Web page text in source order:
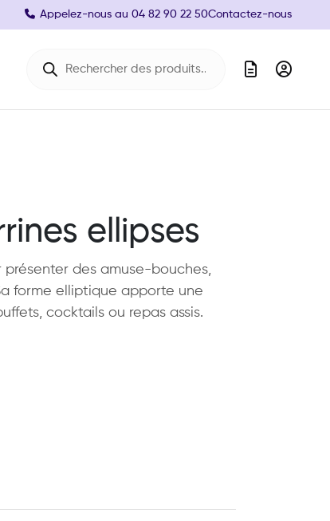
Appelez-nous au 04 82 90 22 50Contactez-nous
ellipses
des amuse-bouches,
forme elliptique apporte une
cocktails ou repas assis.